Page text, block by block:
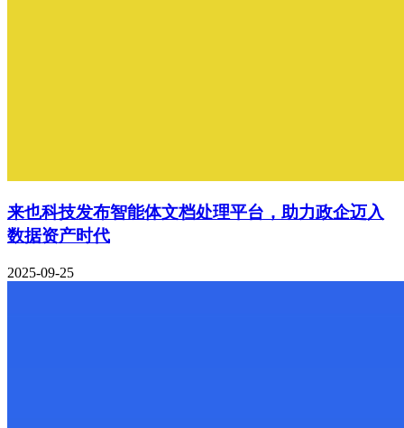
来也科技发布智能体文档处理平台，助力政企迈入
数据资产时代
2025-09-25